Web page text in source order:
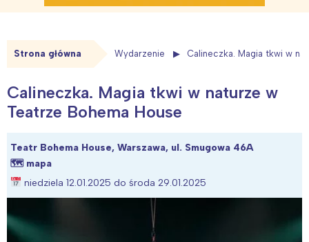
Strona główna Wydarzenie Calineczka. Magia tkwi w
Calineczka. Magia tkwi w naturze w
Teatrze Bohema House
Teatr Bohema House, Warszawa, ul. Smugowa 46A
🗺 mapa
niedziela 12.01.2025 do środa 29.01.2025